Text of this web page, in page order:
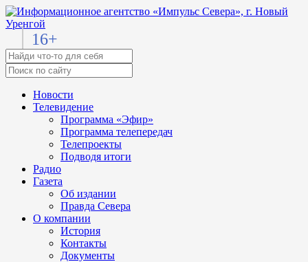
16+
Новости
Телевидение
Программа «Эфир»
Программа телепередач
Телепроекты
Подводя итоги
Радио
Газета
Об издании
Правда Севера
О компании
История
Контакты
Документы